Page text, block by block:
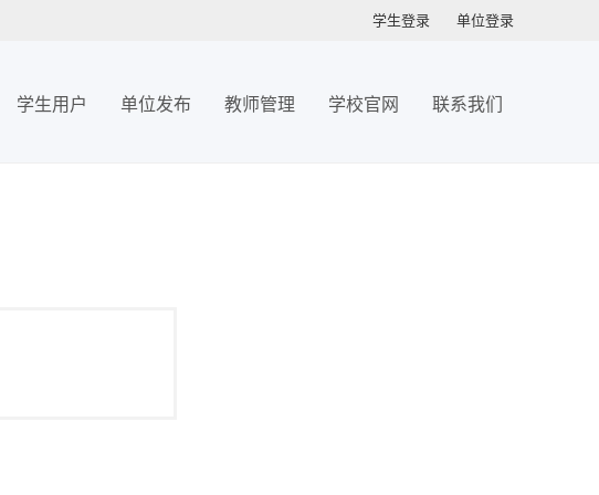
学生登录 单位登录
学生用户 单位发布 教师管理 学校官网 联系我们